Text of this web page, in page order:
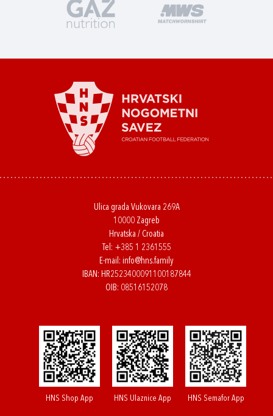
Ulica grada Vukovara 269A
10000 Zagreb
Hrvatska / Croatia
Tel: +385 1 2361555
E-mail: info@hns.family
IBAN: HR2523400091100187844
OIB: 08516152078
HNS Shop App HNS Ulaznice App HNS Semafor App